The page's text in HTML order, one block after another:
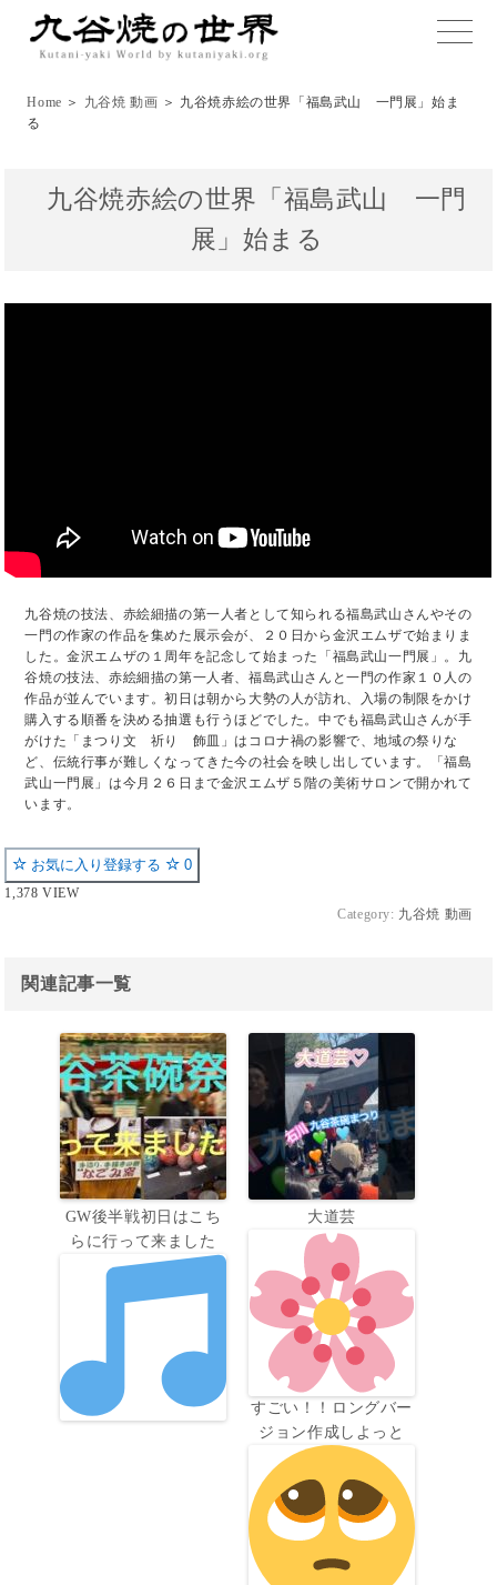
toggle
Home ＞ 九谷焼 動画 ＞ 九谷焼赤絵の世界「福島武山 一門展」始ま
る
九谷焼赤絵の世界「福島武山 一門
展」始まる
九谷焼の技法、赤絵細描の第一人者として知られる福島武山さんやその
一門の作家の作品を集めた展示会が、２０日から金沢エムザで始まりま
した。金沢エムザの１周年を記念して始まった「福島武山一門展」。九
谷焼の技法、赤絵細描の第一人者、福島武山さんと一門の作家１０人の
作品が並んでいます。初日は朝から大勢の人が訪れ、入場の制限をかけ
購入する順番を決める抽選も行うほどでした。中でも福島武山さんが手
がけた「まつり文 祈り 飾皿」はコロナ禍の影響で、地域の祭りな
ど、伝統行事が難しくなってきた今の社会を映し出しています。「福島
武山一門展」は今月２６日まで金沢エムザ５階の美術サロンで開かれて
います。
お気に入り登録する 0
1,378 VIEW
Category: 九谷焼 動画
関連記事一覧
GW後半戦初日はこち
らに行って来ました
大道芸
すごい！！ロングバー
ジョン作成しよっと